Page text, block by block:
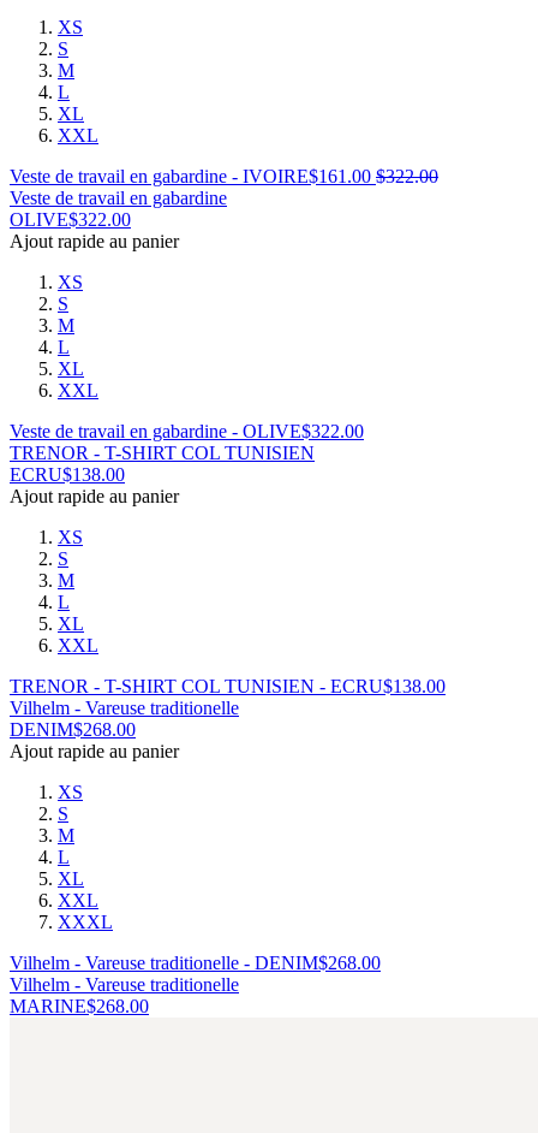
XS
S
M
L
XL
XXL
Veste de travail en gabardine - IVOIRE$161.00 $322.00
Veste de travail en gabardine
OLIVE$322.00
Ajout rapide au panier
XS
S
M
L
XL
XXL
Veste de travail en gabardine - OLIVE$322.00
TRENOR - T-SHIRT COL TUNISIEN
ECRU$138.00
Ajout rapide au panier
XS
S
M
L
XL
XXL
TRENOR - T-SHIRT COL TUNISIEN - ECRU$138.00
Vilhelm - Vareuse traditionelle
DENIM$268.00
Ajout rapide au panier
XS
S
M
L
XL
XXL
XXXL
Vilhelm - Vareuse traditionelle - DENIM$268.00
Vilhelm - Vareuse traditionelle
MARINE$268.00